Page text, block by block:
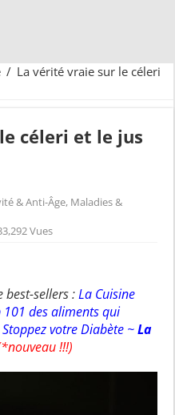
/ La vérité vraie sur le céleri
céleri et le jus
& Anti-Âge, Maladies &
Vues
best-sellers :La Cuisine
101 des aliments qui
Stoppez votre Diabète ~La
!!!)